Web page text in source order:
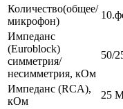
Количество(общее/
микрофон)
Импеданс
(Euroblock)
симметрия/
несимметрия, кОм
50/
Импеданс (RCA),
кОм
25